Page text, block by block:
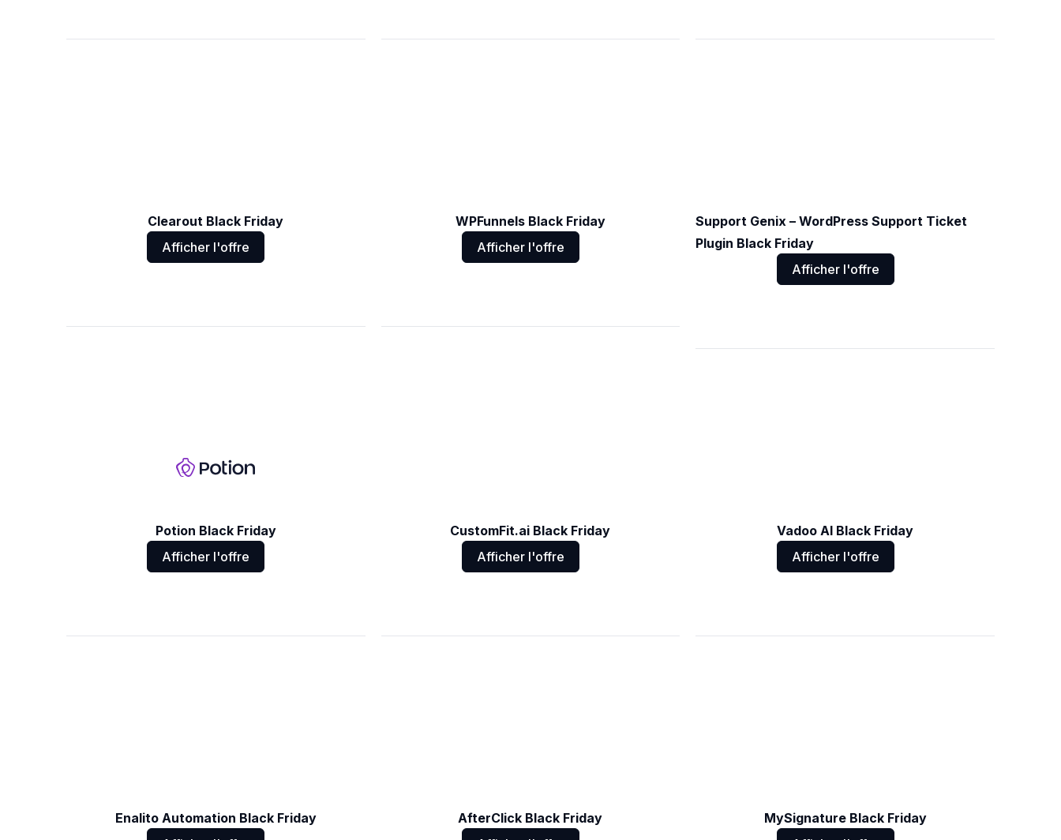
Clearout Black Friday
Afficher l'offre
WPFunnels Black Friday
Afficher l'offre
Support Genix – WordPress Support Ticket
Plugin Black Friday
Afficher l'offre
Potion Black Friday
Afficher l'offre
CustomFit.ai Black Friday
Afficher l'offre
Vadoo AI Black Friday
Afficher l'offre
Enalito Automation Black Friday
AfterClick Black Friday
MySignature Black Friday